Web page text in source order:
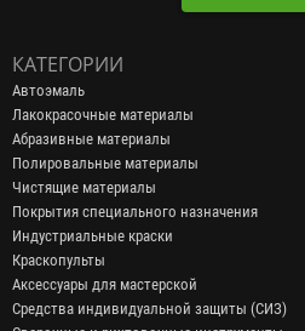
КАТЕГОРИИ
Автоэмаль
Лакокрасочные материалы
Абразивные материалы
Полировальные материалы
Чистящие материалы
Покрытия специального назначения
Индустриальные краски
Краскопульты
Аксессуары для мастерской
Средства индивидуальной защиты (СИЗ)